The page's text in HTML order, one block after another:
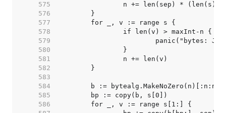
   575
   576
   577
   578
   579
   580
   581
   582
   583
   584
   585
   586